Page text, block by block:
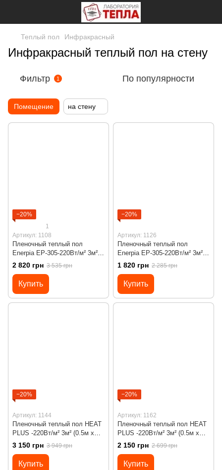
Теплый пол Инфракрасный
Инфракрасный теплый пол на стену
Фильтр 1 По популярности
Помещение на стену
−20%
1
Артикул: 1108
Пленочный теплый пол
Enerpia EP-305-220Вт/м² 3м²
(0.5м х 6м)/ 660Вт под
ламинат c программируемым
терморегулятором Х45
2 820 грн 3 535 грн
Купить
−20%
Артикул: 1126
Пленочный теплый пол
Enerpia EP-305-220Вт/м² 3м²
(0.5м х 6м)/ 660Вт под
ламинат с механическим
терморегулятором RTC 70
1 820 грн 2 285 грн
Купить
−20%
Артикул: 1144
Пленочный теплый пол HEAT
PLUS -220Вт/м² 3м² (0.5м х
6м)/ 660Вт под ламинат c
программируемым
терморегулятором Х45
3 150 грн 3 949 грн
Купить
−20%
Артикул: 1162
Пленочный теплый пол HEAT
PLUS -220Вт/м² 3м² (0.5м х
6м)/ 660Вт под ламинат с
механическим
терморегулятором RTC 70
2 150 грн 2 699 грн
Купить